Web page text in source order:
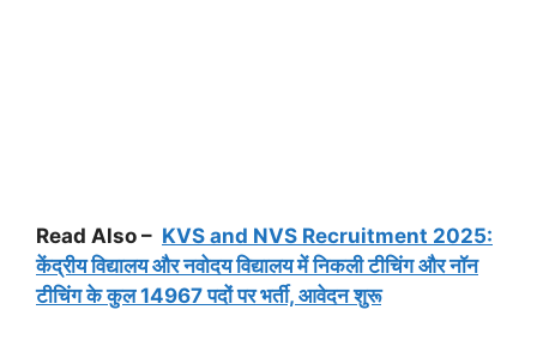
Read Also – KVS and NVS Recruitment 2025:
केंद्रीय विद्यालय और नवोदय विद्यालय में निकली टीचिंग और नॉन
टीचिंग के कुल 14967 पदों पर भर्ती, आवेदन शुरू